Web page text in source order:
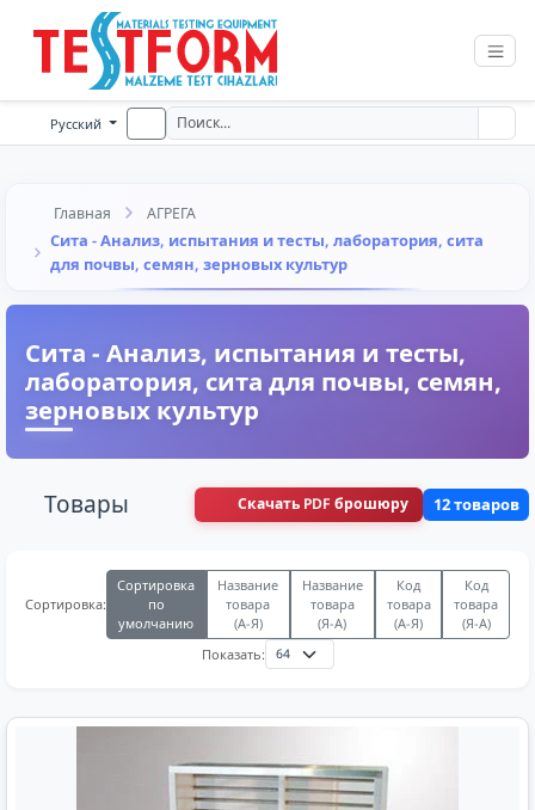
Русский
Главная АГРЕГА
Сита - Анализ, испытания и тесты, лаборатория, сита
для почвы, семян, зерновых культур
Сита - Анализ, испытания и тесты,
лаборатория, сита для почвы, семян,
зерновых культур
Товары Скачать PDF брошюру 12 товаров
Сортировка:
Сортировка
по
умолчанию
Название
товара
(А-Я)
Название
товара
(Я-А)
Код
товара
(А-Я)
Код
товара
(Я-А)
Показать: